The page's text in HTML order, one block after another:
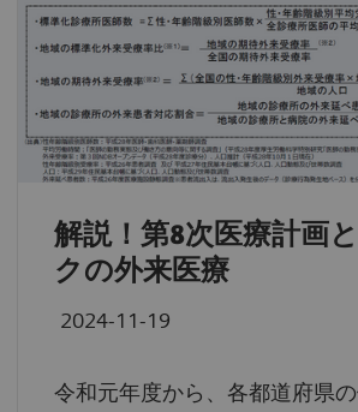
解説！第8次医療計画
クの外来医療
2024-11-19
令和元年度から、各都道府県